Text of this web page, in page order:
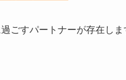
ごすパートナーが存在しま